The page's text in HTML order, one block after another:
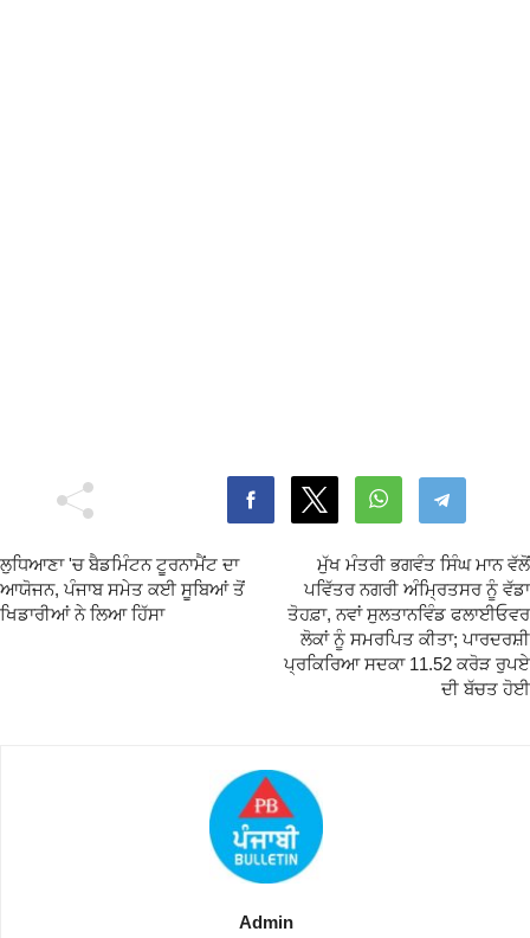
ਲੁਧਿਆਣਾ 'ਚ ਬੈਡਮਿੰਟਨ ਟੂਰਨਾਮੈਂਟ ਦਾ
ਆਯੋਜਨ, ਪੰਜਾਬ ਸਮੇਤ ਕਈ ਸੂਬਿਆਂ ਤੋਂ
ਖਿਡਾਰੀਆਂ ਨੇ ਲਿਆ ਹਿੱਸਾ
ਮੁੱਖ ਮੰਤਰੀ ਭਗਵੰਤ ਸਿੰਘ ਮਾਨ ਵੱਲੋਂ
ਪਵਿੱਤਰ ਨਗਰੀ ਅੰਮ੍ਰਿਤਸਰ ਨੂੰ ਵੱਡਾ
ਤੋਹਫ਼ਾ, ਨਵਾਂ ਸੁਲਤਾਨਵਿੰਡ ਫਲਾਈਓਵਰ
ਲੋਕਾਂ ਨੂੰ ਸਮਰਪਿਤ ਕੀਤਾ; ਪਾਰਦਰਸ਼ੀ
ਪ੍ਰਕਿਰਿਆ ਸਦਕਾ 11.52 ਕਰੋੜ ਰੁਪਏ
ਦੀ ਬੱਚਤ ਹੋਈ
Admin